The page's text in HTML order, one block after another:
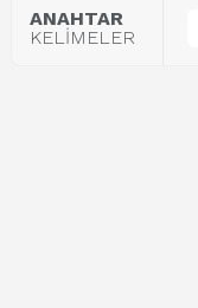
ANAHTAR
KELİMELER